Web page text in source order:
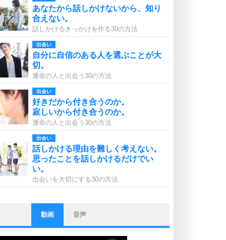
あなたから話しかけないから、知り
合えない。
話しかけるきっかけを作る30の方法
出会い
自分に自信のある人を選ぶことが大
切。
運命の人と出会う30の方法
出会い
好きだから付き合うのか。
寂しいから付き合うのか。
運命の人と出会う30の方法
出会い
話しかける理由を難しく考えない。
思ったことを話しかけるだけでい
い。
出会いを大切にする30の方法
ストレス対策
他人と比べない。
いっそのこと、他人を見ない。
動画 音声